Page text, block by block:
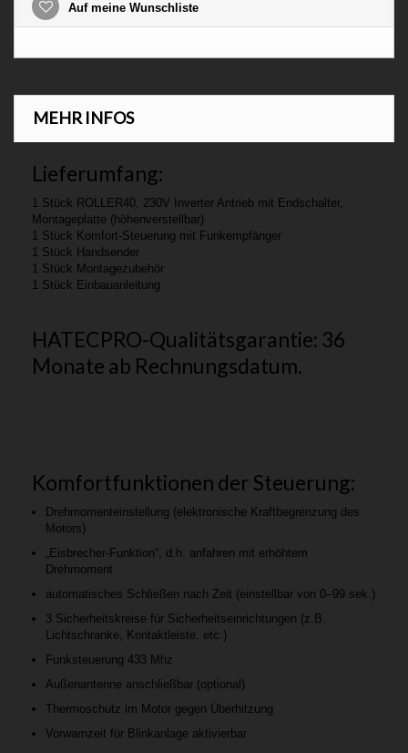
Auf meine Wunschliste
MEHR INFOS
Lieferumfang:
1 Stück ROLLER40, 230V Inverter Antrieb mit Endschalter,
Montageplatte (höhenverstellbar)
1 Stück Komfort-Steuerung mit Funkempfänger
1 Stück Handsender
1 Stück Montagezubehör
1 Stück Einbauanleitung
HATECPRO-Qualitätsgarantie: 36
Monate ab Rechnungsdatum.
Komfortfunktionen der Steuerung:
Drehmomenteinstellung (elektronische Kraftbegrenzung des
Motors)
„Eisbrecher-Funktion“, d.h. anfahren mit erhöhtem
Drehmoment
automatisches Schließen nach Zeit (einstellbar von 0–99 sek.)
3 Sicherheitskreise für Sicherheitseinrichtungen (z.B.
Lichtschranke, Kontaktleiste, etc.)
Funksteuerung 433 Mhz
Außenantenne anschließbar (optional)
Thermoschutz im Motor gegen Überhitzung
Vorwarnzeit für Blinkanlage aktivierbar